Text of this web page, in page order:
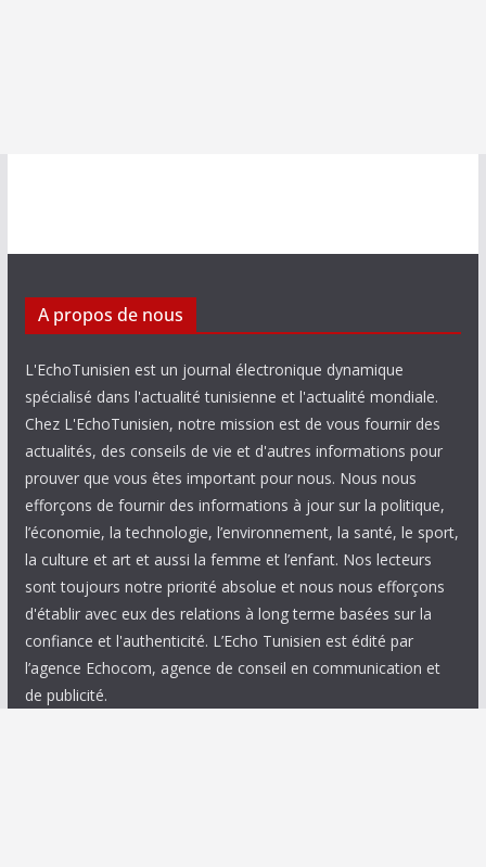
A propos de nous
L'EchoTunisien est un journal électronique dynamique
spécialisé dans l'actualité tunisienne et l'actualité mondiale.
Chez L'EchoTunisien, notre mission est de vous fournir des
actualités, des conseils de vie et d'autres informations pour
prouver que vous êtes important pour nous. Nous nous
efforçons de fournir des informations à jour sur la politique,
l’économie, la technologie, l’environnement, la santé, le sport,
la culture et art et aussi la femme et l’enfant. Nos lecteurs
sont toujours notre priorité absolue et nous nous efforçons
d'établir avec eux des relations à long terme basées sur la
confiance et l'authenticité. L’Echo Tunisien est édité par
l’agence Echocom, agence de conseil en communication et
de publicité.